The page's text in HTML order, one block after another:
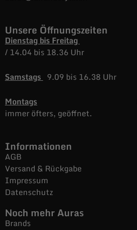
Unsere Öffnungszeiten
Dienstag bis Freitag
/14.04 bis 18.36 Uhr
Samstags 9.09 bis 16.38 Uhr
Montags
immer öfters, geöffnet.
Informationen
AGB
Versand & Rückgabe
Impressum
Datenschutz
Noch mehr Auras
Brands